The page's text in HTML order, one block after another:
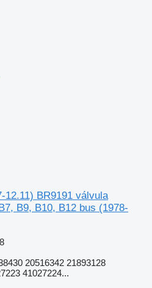
12.11) BR9191 válvula
B9, B10, B12 bus (1978-
20516342 21893128
41027224...